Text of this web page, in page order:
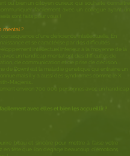
ou bien un citoyen curieux qui souhaite connaître
facilement avec un collègue ayant un
sont faits pour vous
mental ?
intellectuel inférieur à la moyenne de la
avec un handicap mental ont des difficultés de
de communication et de prise de décision.
de Down) est la maladie génétique qui entraîne un
mais il y a aussi des syndromes comme le X
Magenis…
environ 700 000 personnes avec un handicap
avec elles et bien les accueillir ?
beau et sincère pour mettre à l’aise votre
en tête que l’on dégage beaucoup d’émotions